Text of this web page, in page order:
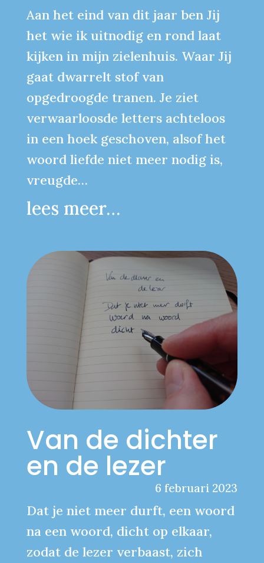
Aan het eind van dit jaar ben Jij
het wie ik uitnodig en rond laat
kijken in mijn zielenhuis. Waar Jij
gaat dwarrelt stof van
opgedroogde tranen. Je ziet
verwaarloosde letters achteloos
in een hoek geschoven, alsof het
woord liefde niet meer nodig is,
vreugde…
lees meer…
Van de dichter
en de lezer
6 februari 2023
Dat je niet meer durft, een woord
na een woord, dicht op elkaar,
zodat de lezer verbaast, zich